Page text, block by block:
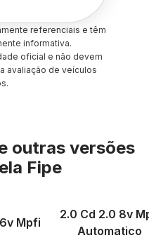
referenciais e têm
informativa.
oficial e não devem
avaliação de veículos
outras versões
Fipe
Mpfi
2.0 Cd 2.0 8v
Automatico